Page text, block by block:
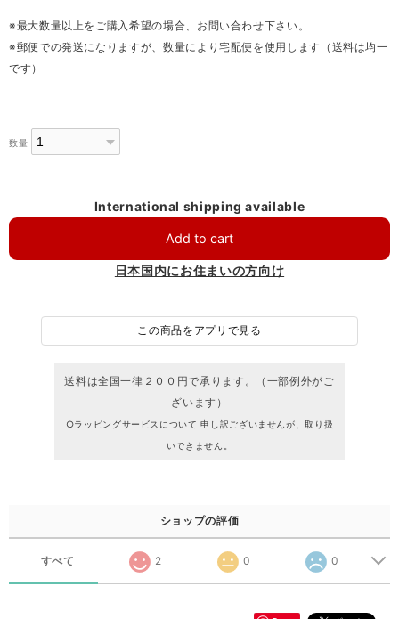
※最大数量以上をご購入希望の場合、お問い合わせ下さい。
※郵便での発送になりますが、数量により宅配便を使用します（送料は均一
です）
数量
International shipping available
Add to cart
日本国内にお住まいの方向け
この商品をアプリで見る
送料は全国一律２００円で承ります。（一部例外がご
ざいます）
○ラッピングサービスについて 申し訳ございませんが、取り扱
いできません。
ショップの評価
すべて 2 0 0